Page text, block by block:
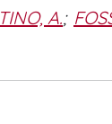
A.;